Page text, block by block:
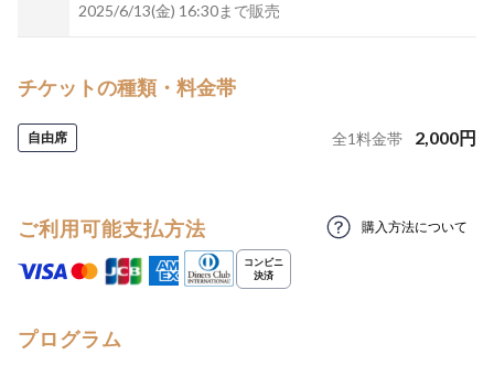
2025/6/13(金) 16:30まで販売
チケットの種類・料金帯
自由席 全1料金帯 2,000円
ご利用可能支払方法 購入方法について
プログラム